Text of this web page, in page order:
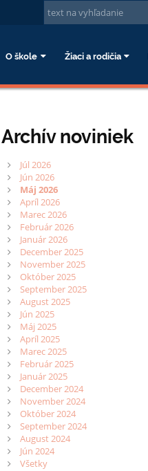
O škole Žiaci a rodičia
Archív noviniek
Júl 2026
Jún 2026
Máj 2026
Apríl 2026
Marec 2026
Február 2026
Január 2026
December 2025
November 2025
Október 2025
September 2025
August 2025
Jún 2025
Máj 2025
Apríl 2025
Marec 2025
Február 2025
Január 2025
December 2024
November 2024
Október 2024
September 2024
August 2024
Jún 2024
Všetky